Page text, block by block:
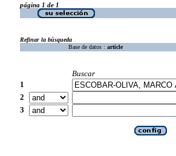
página 1 de 1
Refinar la búsqueda
Base de datos : article
Buscar
1
2
3